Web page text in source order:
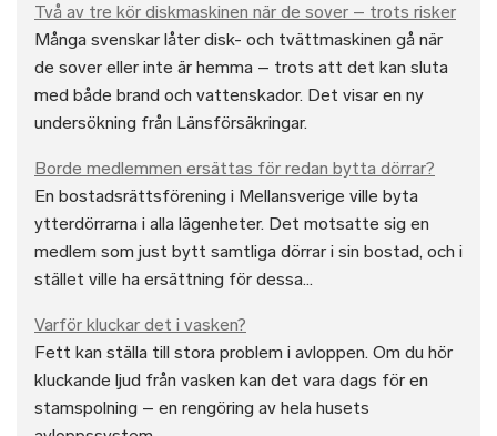
Två av tre kör diskmaskinen när de sover – trots risker
Många svenskar låter disk- och tvättmaskinen gå när
de sover eller inte är hemma – trots att det kan sluta
med både brand och vattenskador. Det visar en ny
undersökning från Länsförsäkringar.
Borde medlemmen ersättas för redan bytta dörrar?
En bostadsrättsförening i Mellansverige ville byta
ytterdörrarna i alla lägenheter. Det motsatte sig en
medlem som just bytt samtliga dörrar i sin bostad, och i
stället ville ha ersättning för dessa...
Varför kluckar det i vasken?
Fett kan ställa till stora problem i avloppen. Om du hör
kluckande ljud från vasken kan det vara dags för en
stamspolning – en rengöring av hela husets